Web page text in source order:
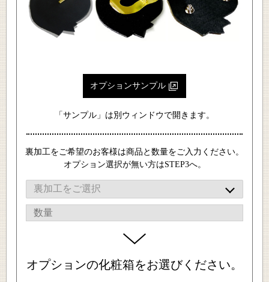
オプションサンプル
「サンプル」は別ウィンドウで開きます。
裏加工をご希望のお客様は商品と数量をご入力ください。
オプション選択が無い方はSTEP3へ。
オプションの化粧箱をお選びください。